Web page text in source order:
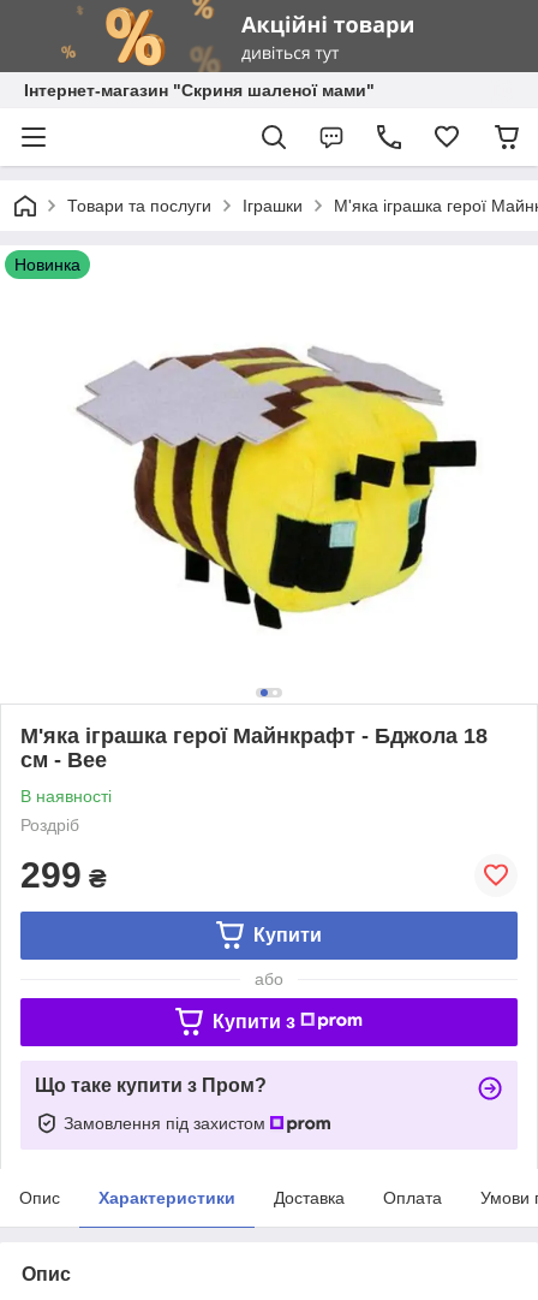
Інтернет-магазин "Скриня шаленої мами"
Товари та послуги Іграшки М'яка іграшка герої
Новинка
М'яка іграшка герої Майнкрафт - Бджола 18
см - Bee
В наявності
Роздріб
299 ₴
Купити
або
Купити з
Що таке купити з Пром?
Замовлення під захистом
Опис Характеристики Доставка Оплата Умови
Опис